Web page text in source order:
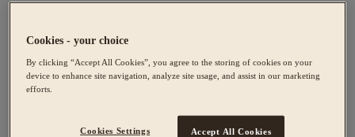
Cookies - your choice
By clicking “Accept All Cookies”, you agree to the storing of cookies on your
device to enhance site navigation, analyze site usage, and assist in our marketing
efforts.
Cookies Settings Accept All Cookies